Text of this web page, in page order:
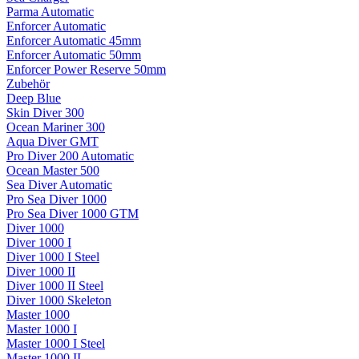
Parma Automatic
Enforcer Automatic
Enforcer Automatic 45mm
Enforcer Automatic 50mm
Enforcer Power Reserve 50mm
Zubehör
Deep Blue
Skin Diver 300
Ocean Mariner 300
Aqua Diver GMT
Pro Diver 200 Automatic
Ocean Master 500
Sea Diver Automatic
Pro Sea Diver 1000
Pro Sea Diver 1000 GTM
Diver 1000
Diver 1000 I
Diver 1000 I Steel
Diver 1000 II
Diver 1000 II Steel
Diver 1000 Skeleton
Master 1000
Master 1000 I
Master 1000 I Steel